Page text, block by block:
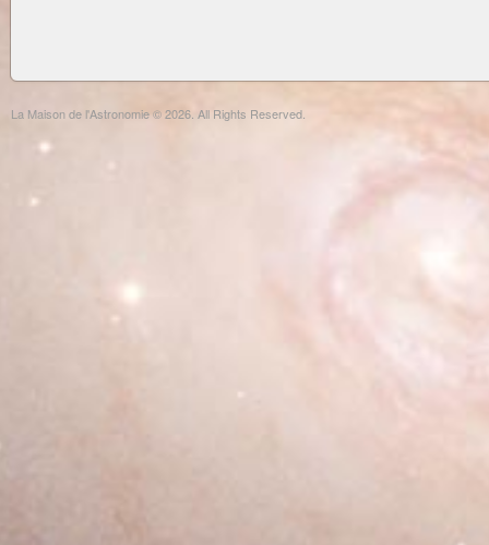
La Maison de l'Astronomie © 2026. All Rights Reserved.